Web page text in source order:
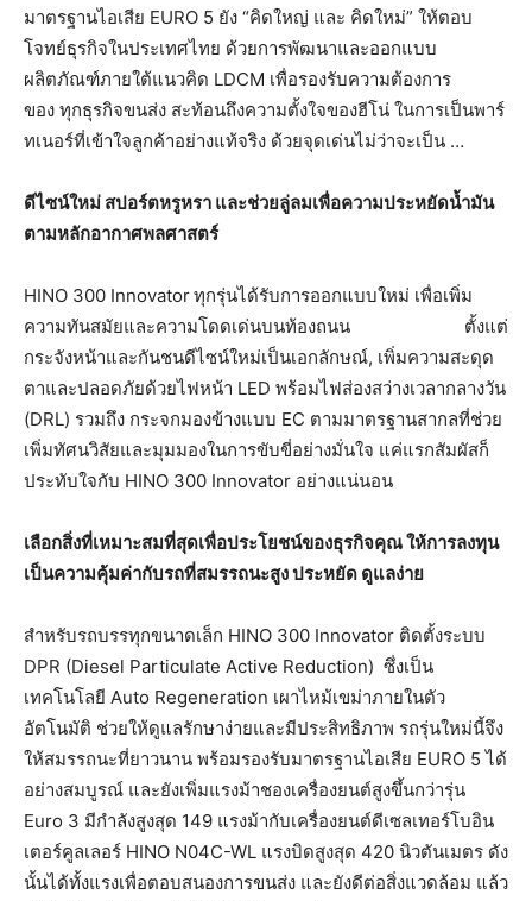
มาตรฐานไอเสีย EURO 5 ยัง “คิดใหญ่ และ คิดใหม่” ให้ตอบ
โจทย์ธุรกิจในประเทศไทย ด้วยการพัฒนาและออกแบบ
ผลิตภัณฑ์ภายใต้แนวคิด LDCM เพื่อรองรับความต้องการ
ของ ทุกธุรกิจขนส่ง สะท้อนถึงความตั้งใจของฮีโน่ ในการเป็นพาร์
ทเนอร์ที่เข้าใจลูกค้าอย่างแท้จริง ด้วยจุดเด่นไม่ว่าจะเป็น …
ดีไซน์ใหม่ สปอร์ตหรูหรา และช่วยลู่ลมเพื่อความประหยัดน้ำมัน
ตามหลักอากาศพลศาสตร์
HINO 300 Innovatorทุกรุ่นได้รับการออกแบบใหม่ เพื่อเพิ่ม
ความทันสมัยและความโดดเด่นบนท้องถนน
ตั้งแต่
กระจังหน้าและกันชนดีไซน์ใหม่เป็นเอกลักษณ์, เพิ่มความสะดุด
ตาและปลอดภัยด้วยไฟหน้า LED พร้อมไฟส่องสว่างเวลากลางวัน
(DRL) รวมถึง กระจกมองข้างแบบ EC ตามมาตรฐานสากลที่ช่วย
เพิ่มทัศนวิสัยและมุมมองในการขับขี่อย่างมั่นใจ แค่แรกสัมผัสก็
ประทับใจกับ HINO 300 Innovator อย่างแน่นอน
เลือกสิ่งที่เหมาะสมที่สุดเพื่อประโยชน์ของธุรกิจคุณให้การลงทุน
เป็นความคุ้มค่ากับรถที่สมรรถนะสูงประหยัด ดูแลง่าย
สำหรับรถบรรทุกขนาดเล็ก HINO 300 Innovator ติดตั้งระบบ
DPR (Diesel Particulate Active Reduction) ซึ่งเป็น
เทคโนโลยี Auto Regeneration เผาไหม้เขม่าภายในตัว
อัตโนมัติ ช่วยให้ดูแลรักษาง่ายและมีประสิทธิภาพ รถรุ่นใหม่นี้จึง
ให้สมรรถนะที่ยาวนาน พร้อมรองรับมาตรฐานไอเสีย EURO 5 ได้
อย่างสมบูรณ์ และยังเพิ่มแรงม้าชองเครื่องยนต์สูงขึ้นกว่ารุ่น
Euro 3 มีกำลังสูงสุด 149 แรงม้ากับเครื่องยนต์ดีเซลเทอร์โบอิน
เตอร์คูลเลอร์ HINO N04C-WL แรงบิดสูงสุด 420 นิวตันเมตร ดัง
นั้นได้ทั้งแรงเพื่อตอบสนองการขนส่ง และยังดีต่อสิ่งแวดล้อม แล้ว